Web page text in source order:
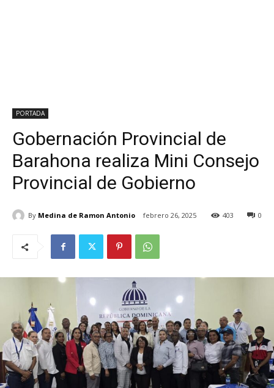
PORTADA
Gobernación Provincial de
Barahona realiza Mini Consejo
Provincial de Gobierno
By Medina de Ramon Antonio febrero 26, 2025 0
403